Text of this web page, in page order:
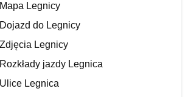
Mapa Legnicy
Dojazd do Legnicy
Zdjęcia Legnicy
Rozkłady jazdy Legnica
Ulice Legnica